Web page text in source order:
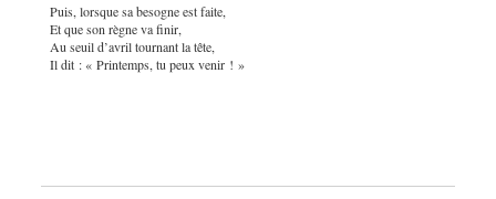
Puis, lorsque sa besogne est faite,
Et que son règne va finir,
Au seuil d’avril tournant la tête,
Il dit : « Printemps, tu peux venir ! »